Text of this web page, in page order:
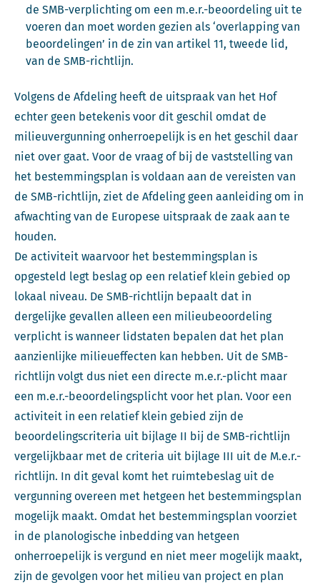
de SMB-verplichting om een m.e.r.-beoordeling uit te
voeren dan moet worden gezien als ‘overlapping van
beoordelingen’ in de zin van artikel 11, tweede lid,
van de SMB-richtlijn.
Volgens de Afdeling heeft de uitspraak van het Hof
echter geen betekenis voor dit geschil omdat de
milieuvergunning onherroepelijk is en het geschil daar
niet over gaat. Voor de vraag of bij de vaststelling van
het bestemmingsplan is voldaan aan de vereisten van
de SMB-richtlijn, ziet de Afdeling geen aanleiding om in
afwachting van de Europese uitspraak de zaak aan te
houden.
De activiteit waarvoor het bestemmingsplan is
opgesteld legt beslag op een relatief klein gebied op
lokaal niveau. De SMB-richtlijn bepaalt dat in
dergelijke gevallen alleen een milieubeoordeling
verplicht is wanneer lidstaten bepalen dat het plan
aanzienlijke milieueffecten kan hebben. Uit de SMB-
richtlijn volgt dus niet een directe m.e.r.-plicht maar
een m.e.r.-beoordelingsplicht voor het plan. Voor een
activiteit in een relatief klein gebied zijn de
beoordelingscriteria uit bijlage II bij de SMB-richtlijn
vergelijkbaar met de criteria uit bijlage III uit de M.e.r.-
richtlijn. In dit geval komt het ruimtebeslag uit de
vergunning overeen met hetgeen het bestemmingsplan
mogelijk maakt. Omdat het bestemmingsplan voorziet
in de planologische inbedding van hetgeen
onherroepelijk is vergund en niet meer mogelijk maakt,
zijn de gevolgen voor het milieu van project en plan